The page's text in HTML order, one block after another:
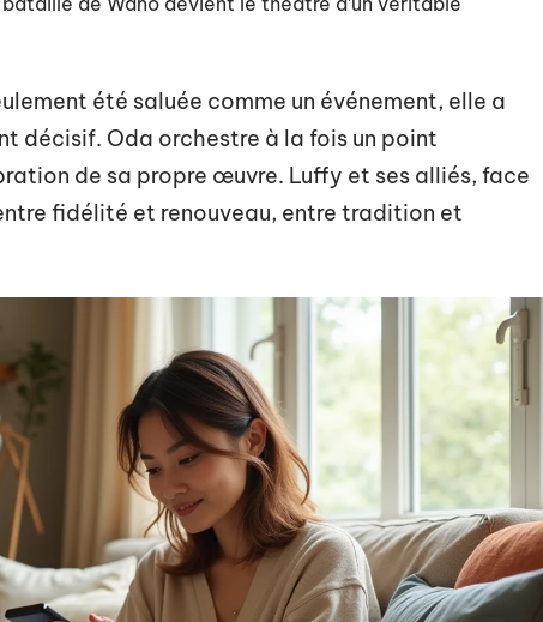
été saluée comme un événement, elle a
décisif. Oda orchestre à la fois un point
de sa propre œuvre. Luffy et ses alliés, face
fidélité et renouveau, entre tradition et